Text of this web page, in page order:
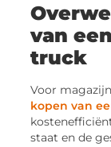
van
truck
Voor
kopen van
staat en de